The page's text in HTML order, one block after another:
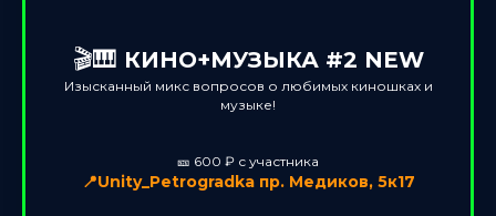
🎬🎹 КИНО+МУЗЫКА #2 NEW
Изысканный микс вопросов о любимых киношках и
музыке!
🎫 600 ₽ с участника
📍Unity_Petrogradka пр. Медиков, 5к17